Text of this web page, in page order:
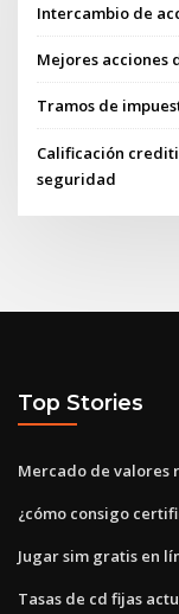
Intercambio de
Mejores acciones
Tramos de
Calificación
seguridad
Top Stories
Mercado de valores
¿cómo consigo
Jugar sim gratis en
Tasas de cd fijas